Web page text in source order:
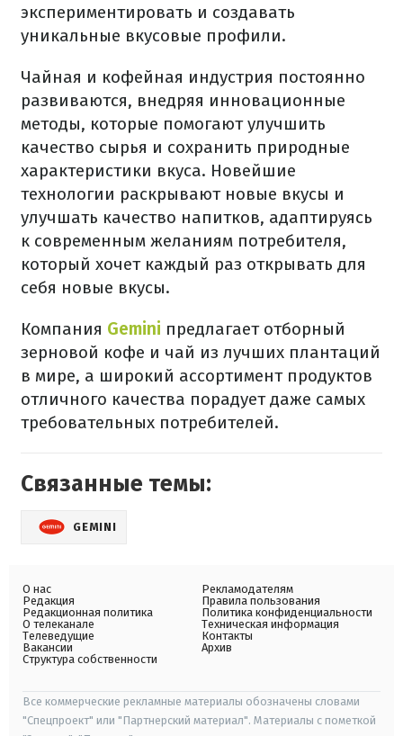
экспериментировать и создавать
уникальные вкусовые профили.
Чайная и кофейная индустрия постоянно
развиваются, внедряя инновационные
методы, которые помогают улучшить
качество сырья и сохранить природные
характеристики вкуса. Новейшие
технологии раскрывают новые вкусы и
улучшать качество напитков, адаптируясь
к современным желаниям потребителя,
который хочет каждый раз открывать для
себя новые вкусы.
Компания Gemini предлагает отборный
зерновой кофе и чай из лучших плантаций
в мире, а широкий ассортимент продуктов
отличного качества порадует даже самых
требовательных потребителей.
Связанные темы:
GEMINI
О нас
Редакция
Редакционная политика
О телеканале
Телеведущие
Вакансии
Структура собственности
Рекламодателям
Правила пользования
Политика конфиденциальности
Техническая информация
Контакты
Архив
Все коммерческие рекламные материалы обозначены словами
"Спецпроект" или "Партнерский материал". Материалы с пометкой